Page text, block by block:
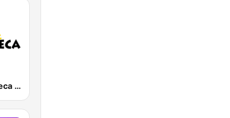
Radio Discoteca 90